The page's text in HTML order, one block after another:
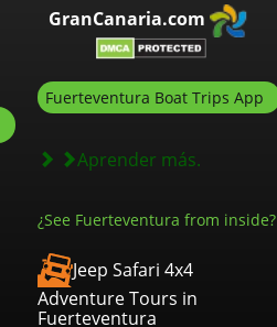
GranCanaria.com
Fuerteventura Boat Trips App
Aprender más.
¿See Fuerteventura from inside?
Jeep Safari 4x4
Adventure Tours in
Fuerteventura